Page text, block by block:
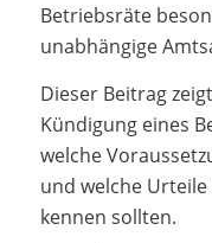
Betriebsräte
unabhängige
Dieser Beitrag
Kündigung eines
welche
und welche
kennen sollten.